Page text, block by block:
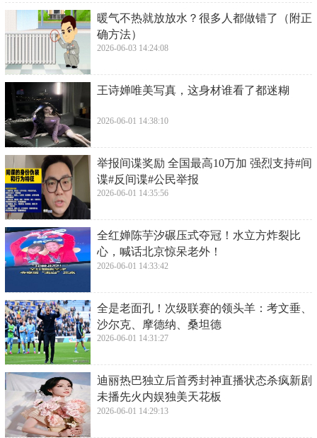
​暖气不热就放放水？很多人都做错了（附正
确方法）
2026-06-03 14:24:08
​王诗婵唯美写真，这身材谁看了都迷糊
2026-06-01 14:38:10
​举报间谍奖励 全国最高10万加 强烈支持#间
谍#反间谍#公民举报
2026-06-01 14:35:56
​全红婵陈芋汐碾压式夺冠！水立方炸裂比
心，喊话北京惊呆老外！
2026-06-01 14:33:42
​全是老面孔！次级联赛的领头羊：考文垂、
沙尔克、摩德纳、桑坦德
2026-06-01 14:31:27
​迪丽热巴独立后首秀封神直播状态杀疯新剧
未播先火内娱独美天花板
2026-06-01 14:29:13